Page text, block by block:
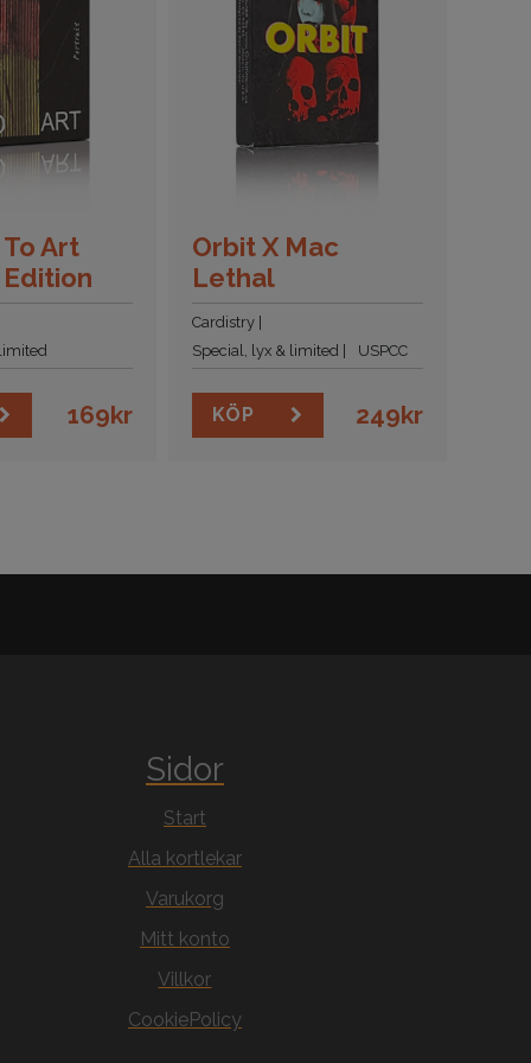
Art
169kr
Orbit X Mac
Lethal
Cardistry
Special, lyx & limited
USPCC
KÖP 249kr
Sidor
Start
Alla kortlekar
Varukorg
Mitt konto
Villkor
CookiePolicy